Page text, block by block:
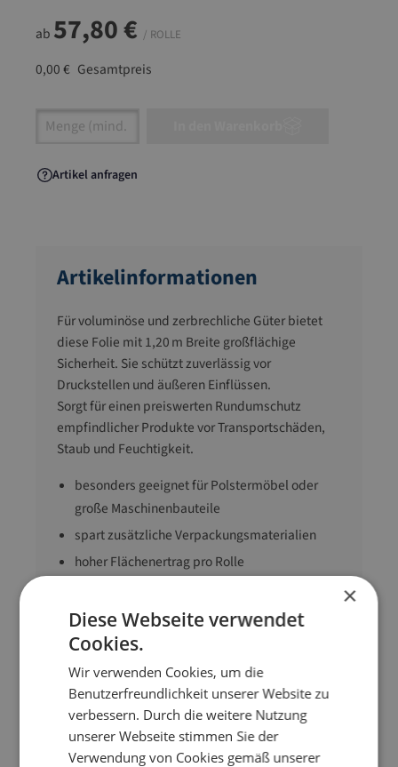
ab 57,80 € / ROLLE
0,00 € Gesamtpreis
Artikel Anzahl: Gib den gewünschten Wert
Artikel anfragen
Artikelinformationen
Für voluminöse und zerbrechliche Güter bietet
diese Folie mit 1,20 m Breite großflächige
Sicherheit. Sie schützt zuverlässig vor
Druckstellen und äußeren Einflüssen.
Sorgt für einen preiswerten Rundumschutz
empfindlicher Produkte vor Transportschäden,
Staub und Feuchtigkeit.
besonders geeignet für Polstermöbel oder
große Maschinenbauteile
spart zusätzliche Verpackungsmaterialien
hoher Flächenertrag pro Rolle
Abmessung
L)
Ausführung
Normalnoppe
Material
Folie
Noppe
10 mm
×
Diese Webseite verwendet
Cookies.
Wir verwenden Cookies, um die
Benutzerfreundlichkeit unserer Website zu
verbessern. Durch die weitere Nutzung
unserer Webseite stimmen Sie der
Verwendung von Cookies gemäß unserer